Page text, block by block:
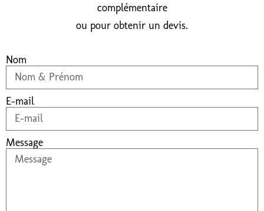
complémentaire
ou pour obtenir un devis.
Nom
E-mail
Message